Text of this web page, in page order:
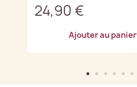
24,90 €
Ajouter au panier